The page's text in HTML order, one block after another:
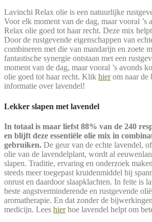
Lavinchi Relax olie is een natuurlijke
Voor elk moment van de dag, maar vooral
Relax olie goed tot haar recht. Deze mix
Door de rustgevende eigenschappen van
combineren met die van mandarijn en zoete
fantastische synergie ontstaan met een
moment van de dag, maar vooral ’s avonds
olie goed tot haar recht. Klik hierom naar de
informatie over lavendel!
Lekker slapen met lavendel
In totaal is maar liefst 88% van de 240
en blijft deze essentiële olie mix in
gebruiken. De geur van de echte lavendel,
olie van de lavendelplant, wordt al
slapen. Traditie, ervaring en onderzoek
steeds meer toegepast kruidenmiddel bij
onrust en daardoor slaapklachten. In feite is
beste angstverminderende en rustgevende
aromatherapie. En dat zonder de
medicijn. Lees hierhoe lavendel helpt om